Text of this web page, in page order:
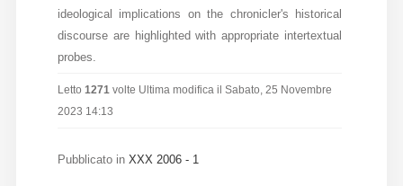
ideological implications on the chronicler's historical
discourse are highlighted with appropriate intertextual
probes.
Letto 1271 volte Ultima modifica il Sabato, 25 Novembre
2023 14:13
Pubblicato in XXX 2006 - 1